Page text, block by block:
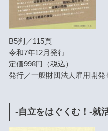
B5判／115頁
令和7年12月発行
定価998円（税込）
発行／一般財団法人雇用開発
-自立をはぐくむ！-就